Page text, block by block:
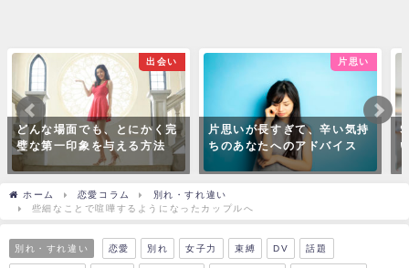
出会い
な場面でも、とにかく完
第一印象を与える方法
片思い
片思いが長すぎて、辛い気持
ちのあなたへのアドバイス
SNS
いる
ホーム 恋愛コラム
別れ・すれ違い
些細なことで喧嘩するようになったカップルへ
別れ・すれ違い 恋愛 別れ 女子力 束縛 DV 話題